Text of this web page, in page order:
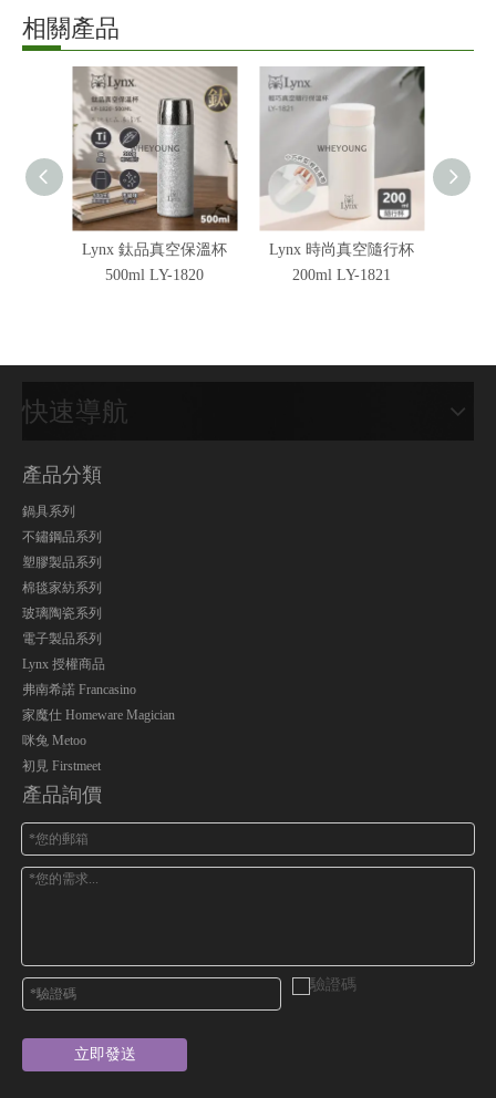
相關產品
Lynx 鈦品真空保溫杯
500ml LY-1820
Lynx 時尚真空隨行杯
200ml LY-1821
快速導航
產品分類
鍋具系列
不鏽鋼品系列
塑膠製品系列
棉毯家紡系列
玻璃陶瓷系列
電子製品系列
Lynx 授權商品
弗南希諾 Francasino
家魔仕 Homeware Magician
咪兔 Metoo
初見 Firstmeet
產品詢價
立即發送